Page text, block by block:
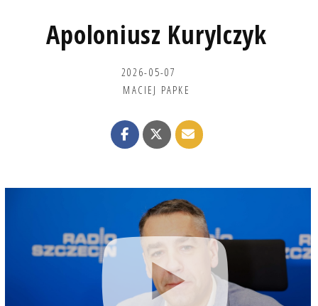
Apoloniusz Kurylczyk
2026-05-07
MACIEJ PAPKE